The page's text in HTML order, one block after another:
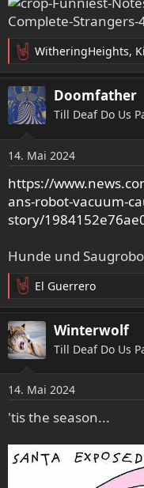
R
e
a
k
t
n
e
n
:
WitheringHeights,
Doomfather
Till Deaf Do Us
14. Mai 2024
https://
ans-robot-vacuum-
story/
Hunde und
R
e
a
k
t
o
n
e
n
:
El Guerrero
Winterwolf
Till Deaf Do Us
14. Mai 2024
'tis the season...